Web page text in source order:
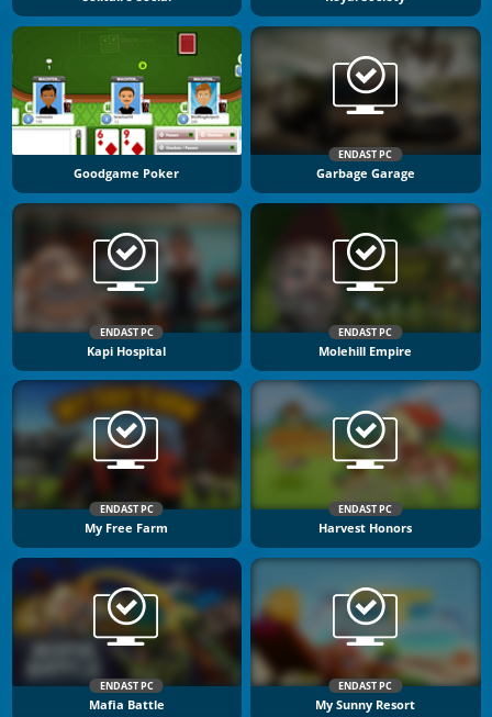
Goodgame Poker
ENDAST PC
Garbage Garage
ENDAST PC
Kapi Hospital
ENDAST PC
Molehill Empire
ENDAST PC
My Free Farm
ENDAST PC
Harvest Honors
ENDAST PC
Mafia Battle
ENDAST PC
My Sunny Resort